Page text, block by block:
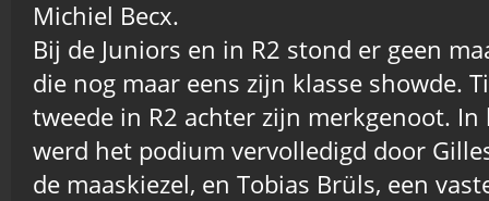
Michiel Becx.
Bij de Juniors en in R2 stond er geen
die nog maar eens zijn klasse showde.
tweede in R2 achter zijn merkgenoot. In
werd het podium vervolledigd door
de maaskiezel, en Tobias Brüls, een